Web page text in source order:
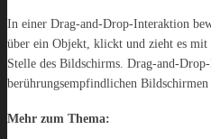
In einer Drag-and-Drop-Interaktion
über ein Objekt, klickt und zieht es mit
Stelle des Bildschirms. Drag-and-
berührungsempfindlichen Bildschirmen
Mehr zum Thema: